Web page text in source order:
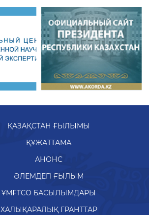
ҚАЗАҚСТАН ҒЫЛЫМЫ
ҚҰЖАТТАМА
АНОНС
ӘЛЕМДЕГІ ҒЫЛЫМ
ҰМҒТСО БАСЫЛЫМДАРЫ
ХАЛЫҚАРАЛЫҚ ГРАНТТАР